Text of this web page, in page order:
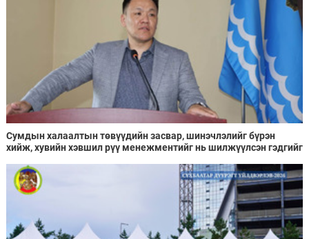
Сумдын халаалтын төвүүдийн засвар, шинэчлэлийг бүрэн
хийж, хувийн хэвшил рүү менежментийг нь шилжүүлсэн гэдгийг